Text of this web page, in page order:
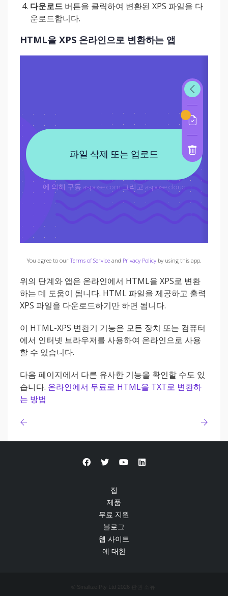
다운로드 버튼을 클릭하여 변환된 XPS 파일을 다
운로드합니다.
HTML을 XPS 온라인으로 변환하는 앱
You agree to ourTerms of Serviceand Privacy Policyby using this app.
위의 단계와 앱은 온라인에서 HTML을 XPS로 변환
하는 데 도움이 됩니다. HTML 파일을 제공하고 출력
XPS 파일을 다운로드하기만 하면 됩니다.
이 HTML-XPS 변환기 기능은 모든 장치 또는 컴퓨터
에서 인터넷 브라우저를 사용하여 온라인으로 사용
할 수 있습니다.
다음 페이지에서 다른 유사한 기능을 확인할 수도 있
습니다. 온라인에서 무료로 HTML을 TXT로 변환하
는 방법
집
제품
무료 지원
블로그
웹 사이트
에 대한
© Smallize Pty Ltd 2026 판권 소유.